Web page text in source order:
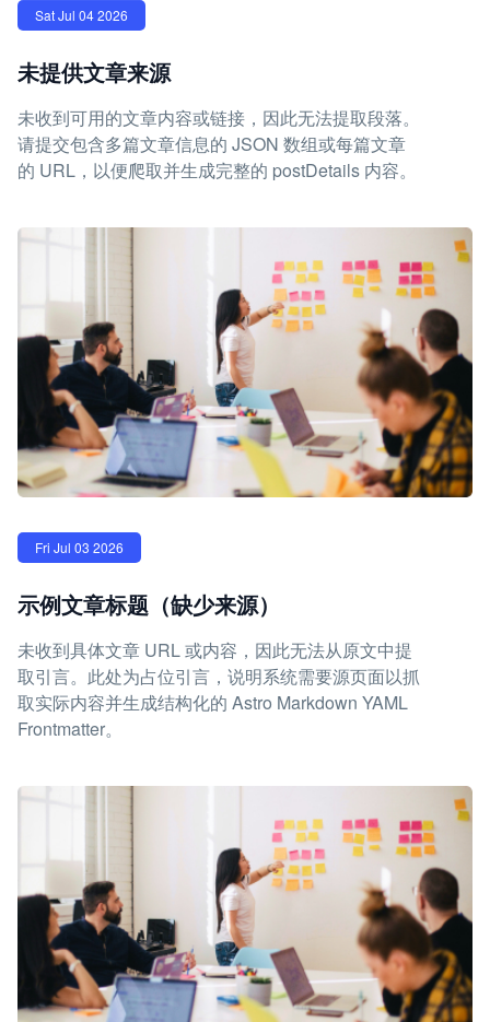
Sat Jul 04 2026
未提供文章来源
未收到可用的文章内容或链接，因此无法提取段落。
请提交包含多篇文章信息的 JSON 数组或每篇文章
的 URL，以便爬取并生成完整的 postDetails 内容。
Fri Jul 03 2026
示例文章标题（缺少来源）
未收到具体文章 URL 或内容，因此无法从原文中提
取引言。此处为占位引言，说明系统需要源页面以抓
取实际内容并生成结构化的 Astro Markdown YAML
Frontmatter。